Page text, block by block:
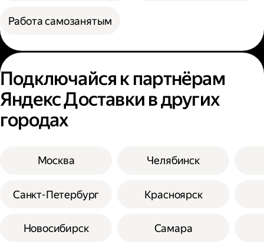
Работа самозанятым
Подключайся к партнёрам
Яндекс Доставки в других
городах
Москва
Санкт-Петербург
Новосибирск
Челябинск
Красноярск
Самара